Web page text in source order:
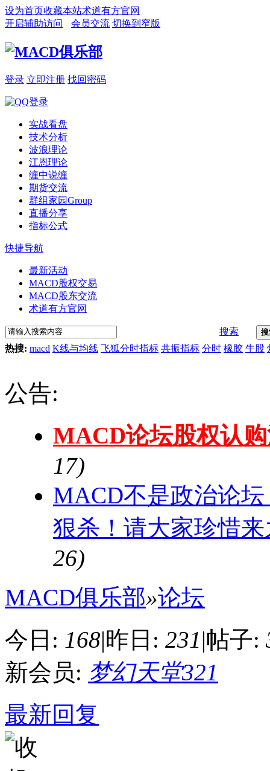
设为首页收藏本站术道有方官网
开启辅助访问
会员交流 切换到窄版
登录 立即注册 找回密码
实战看盘
技术分析
波浪理论
江恩理论
缠中说缠
期货交流
群组家园Group
直播分享
指标公式
快捷导航
最新活动
MACD股权交易
MACD股东交流
术道有方官网
搜索
热搜: macd K线与均线 飞狐分时指标 共振指标 分时 橡胶 牛股
公告:
MACD论坛股权认
17)
MACD不是政治论
狠杀！请大家珍惜
26)
MACD俱乐部»论坛
今日: 168|昨日: 231|帖子:
新会员: 梦幻天堂321
最新回复